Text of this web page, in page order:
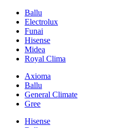
Ballu
Electrolux
Funai
Hisense
Midea
Royal Clima
Axioma
Ballu
General Climate
Gree
Hisense